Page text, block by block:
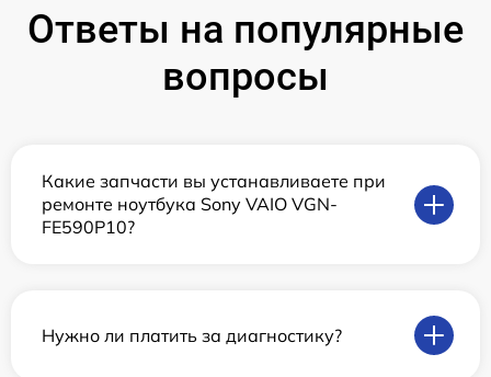
Ответы на популярные
вопросы
Какие запчасти вы устанавливаете при
ремонте ноутбука Sony VAIO VGN-
FE590P10?
Нужно ли платить за диагностику?